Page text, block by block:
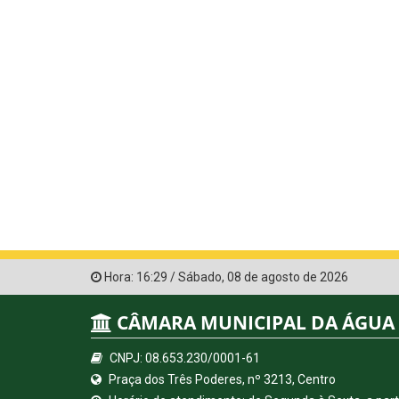
Hora: 16:29 /Sábado, 08 de agosto de 2026
CÂMARA MUNICIPAL DA ÁGUA
CNPJ: 08.653.230/0001-61
Praça dos Três Poderes, nº 3213, Centro